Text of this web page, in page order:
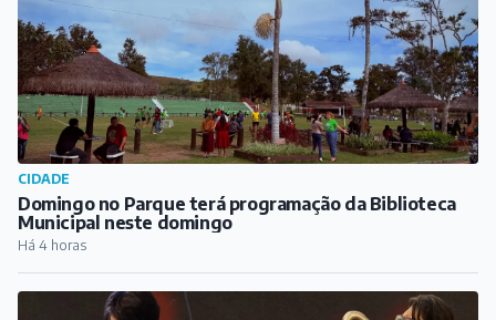
CIDADE
Domingo no Parque terá programação da Biblioteca
Municipal neste domingo
Há 4 horas